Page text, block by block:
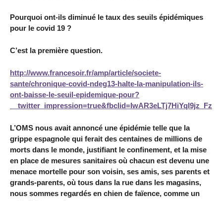
Pourquoi ont-ils diminué le taux des seuils épidémiques
pour le covid 19 ?
C’est la première question.
http://www.francesoir.fr/amp/article/societe-
sante/chronique-covid-ndeg13-halte-la-manipulation-ils-
ont-baisse-le-seuil-epidemique-pour?
L’OMS nous avait annoncé une épidémie telle que la
grippe espagnole qui ferait des centaines de millions de
morts dans le monde, justifiant le confinement, et la mise
en place de mesures sanitaires où chacun est devenu une
menace mortelle pour son voisin, ses amis, ses parents et
grands-parents, où tous dans la rue dans les magasins,
nous sommes regardés en chien de faïence, comme un